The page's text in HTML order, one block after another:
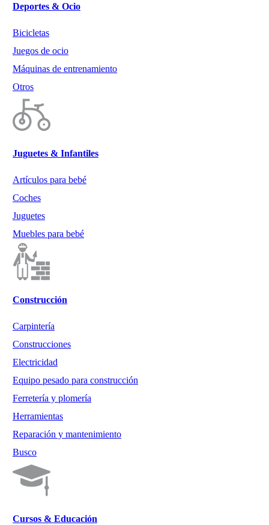
Deportes & Ocio
Bicicletas
Juegos de ocio
Máquinas de entrenamiento
Otros
Juguetes & Infantiles
Artículos para bebé
Coches
Juguetes
Muebles para bebé
Construcción
Carpintería
Construcciones
Electricidad
Equipo pesado para construcción
Ferretería y plomería
Herramientas
Reparación y mantenimiento
Busco
Cursos & Educación